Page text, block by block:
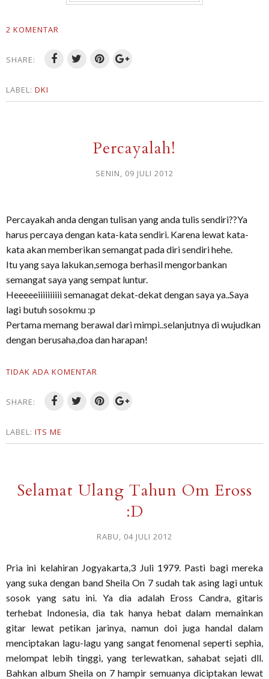
2 KOMENTAR
SHARE:
LABEL: DKI
Percayalah!
SENIN, 09 JULI 2012
Percayakah anda dengan tulisan yang anda tulis sendiri??Ya
harus percaya dengan kata-kata sendiri. Karena lewat kata-
kata akan memberikan semangat pada diri sendiri hehe.
Itu yang saya lakukan,semoga berhasil mengorbankan
semangat saya yang sempat luntur.
Heeeeeiiiiiiiiii semanagat dekat-dekat dengan saya ya..Saya
lagi butuh sosokmu :p
Pertama memang berawal dari mimpi..selanjutnya di wujudkan
dengan berusaha,doa dan harapan!
TIDAK ADA KOMENTAR
SHARE:
LABEL: ITS ME
Selamat Ulang Tahun Om Eross
:D
RABU, 04 JULI 2012
Pria ini kelahiran Jogyakarta,3 Juli 1979. Pasti bagi mereka
yang suka dengan band Sheila On 7 sudah tak asing lagi untuk
sosok yang satu ini. Ya dia adalah Eross Candra, gitaris
terhebat Indonesia, dia tak hanya hebat dalam memainkan
gitar lewat petikan jarinya, namun doi juga handal dalam
menciptakan lagu-lagu yang sangat fenomenal seperti sephia,
melompat lebih tinggi, yang terlewatkan, sahabat sejati dll.
Bahkan album Sheila on 7 hampir semuanya diciptakan lewat